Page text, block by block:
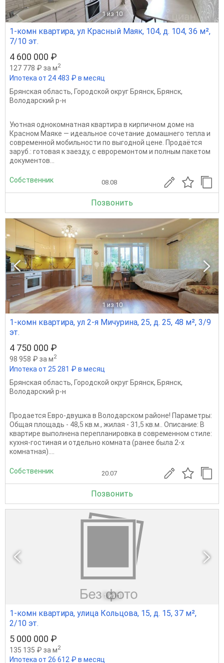
1 из 10
1-комн квартира, ул Красный Маяк, 104, д. 104, 36 м²,
7/10 эт.
4 600 000 ₽
127 778 ₽ за м2
Ипотека от 24 483 ₽ в месяц
Брянская область, Городской округ Брянск, Брянск,
Володарский р-н
Уютная однокомнатная квартира в кирпичном доме на
Красном Маяке — идеальное сочетание домашнего тепла и
современной мобильности по выгодной цене. Продаётся
заруб.: готовая к заезду, с евроремонтом и полным пакетом
документов...
Собственник 08.08
Позвонить
1 из 10
1-комн квартира, ул 2-я Мичурина, 25, д. 25, 48 м², 3/9
эт.
4 750 000 ₽
98 958 ₽ за м2
Ипотека от 25 281 ₽ в месяц
Брянская область, Городской округ Брянск, Брянск,
Володарский р-н
Продается Евро-двушка в Володарском районе! Параметры:
Общая площадь - 48,5 кв.м., жилая - 31,5 кв.м.. Описание: В
квартире выполнена перепланировка в современном стиле:
кухня-гостиная и отдельно комната (ранее была 2-х
комнатная)....
Собственник 20.07
Позвонить
1 из 1
1-комн квартира, улица Кольцова, 15, д. 15, 37 м²,
2/10 эт.
5 000 000 ₽
135 135 ₽ за м2
Ипотека от 26 612 ₽ в месяц